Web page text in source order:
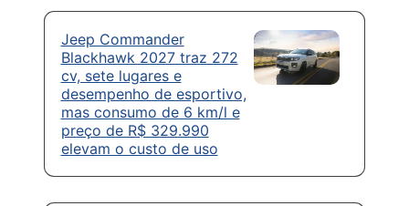
Jeep Commander
Blackhawk 2027 traz 272
cv, sete lugares e
desempenho de esportivo,
mas consumo de 6 km/l e
preço de R$ 329.990
elevam o custo de uso